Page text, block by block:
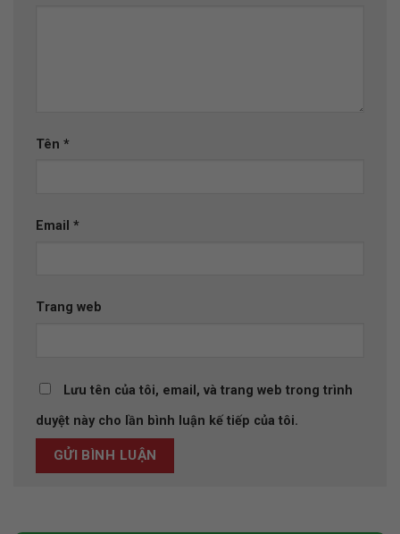
Tên *
Email *
Trang web
Lưu tên của tôi, email, và trang web trong trình
duyệt này cho lần bình luận kế tiếp của tôi.